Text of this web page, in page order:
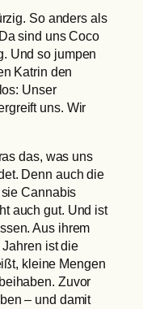
So anders als
sind uns Coco
Und so jumpen
Katrin den
Unser
uns. Wir
das, was uns
Denn auch die
Cannabis
auch gut. Und ist
Aus ihrem
ist die
kleine Mengen
Zuvor
– und damit